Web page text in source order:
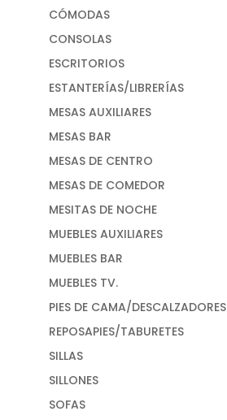
CÓMODAS
CONSOLAS
ESCRITORIOS
ESTANTERÍAS/LIBRERÍAS
MESAS AUXILIARES
MESAS BAR
MESAS DE CENTRO
MESAS DE COMEDOR
MESITAS DE NOCHE
MUEBLES AUXILIARES
MUEBLES BAR
MUEBLES TV.
PIES DE CAMA/DESCALZADORES
REPOSAPIES/TABURETES
SILLAS
SILLONES
SOFAS